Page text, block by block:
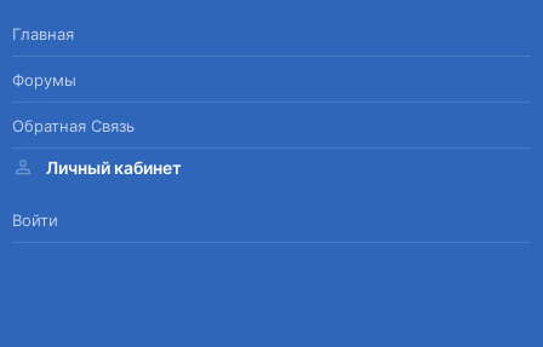
Главная
Форумы
Обратная Связь
Личный кабинет
Войти